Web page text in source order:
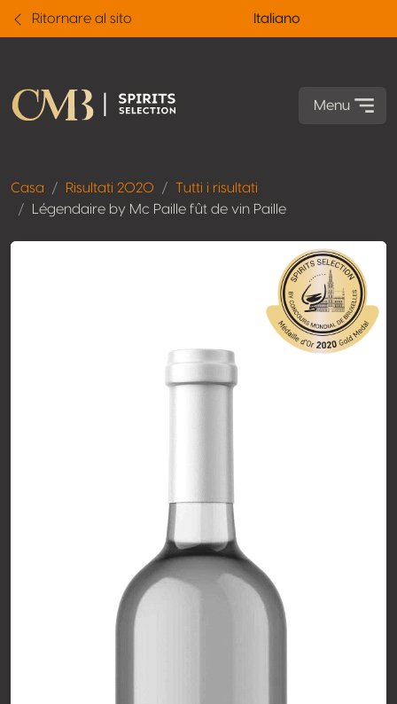
Ritornare al sito Italiano
Menu
Casa Risultati 2020
Tutti i risultati
Légendaire by Mc Paille fût de vin Paille